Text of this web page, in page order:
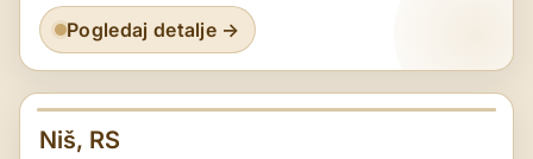
Pogledaj detalje →
Niš, RS